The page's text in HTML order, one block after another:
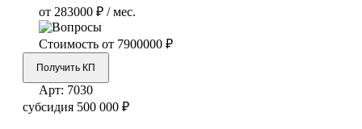
от 283000 ₽ / мес.
Стоимость от 7900000 ₽
Получить КП
Арт: 7030
субсидия 500 000 ₽